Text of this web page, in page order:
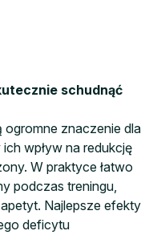
schudnąć
znaczenie dla
wpływ na redukcję
W praktyce łatwo
podczas treningu,
Najlepsze efekty
deficytu